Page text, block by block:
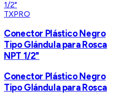
TXPRO
Conector Plástico Negro
Tipo Glándula para Rosca
NPT 1/2"
Conector Plástico Negro
Tipo Glándula para Rosca